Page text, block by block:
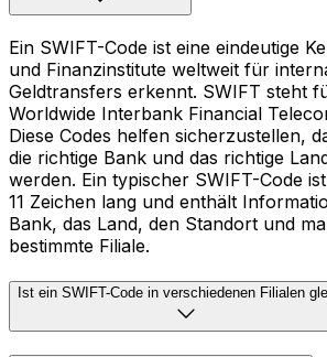
Ein SWIFT-Code ist eine eindeutige
und Finanzinstitute weltweit für
Geldtransfers erkennt. SWIFT steht
Worldwide Interbank Financial
Diese Codes helfen sicherzustellen,
die richtige Bank und das richtige
werden. Ein typischer SWIFT-Code
11 Zeichen lang und enthält
Bank, das Land, den Standort und
bestimmte Filiale.
Ist ein SWIFT-Code in verschiedenen Filialen